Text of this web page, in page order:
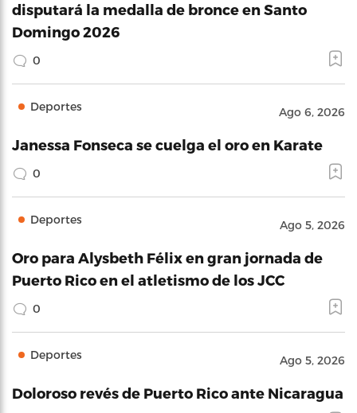
disputará la medalla de bronce en Santo
Domingo 2026
0
Deportes Ago 6, 2026
Janessa Fonseca se cuelga el oro en Karate
0
Deportes Ago 5, 2026
Oro para Alysbeth Félix en gran jornada de
Puerto Rico en el atletismo de los JCC
0
Deportes Ago 5, 2026
Doloroso revés de Puerto Rico ante Nicaragua